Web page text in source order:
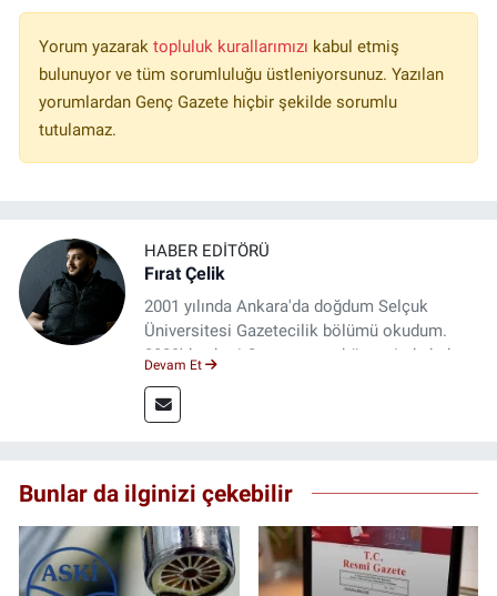
Yorum yazarak topluluk kurallarımızı kabul etmiş
bulunuyor ve tüm sorumluluğu üstleniyorsunuz. Yazılan
yorumlardan Genç Gazete hiçbir şekilde sorumlu
tutulamaz.
HABER EDITÖRÜ
Fırat Çelik
2001 yılında Ankara'da doğdum Selçuk
Üniversitesi Gazetecilik bölümü okudum.
2023'den beri Genç gazete bünyesinde haber
Devam Et
Bunlar da ilginizi çekebilir